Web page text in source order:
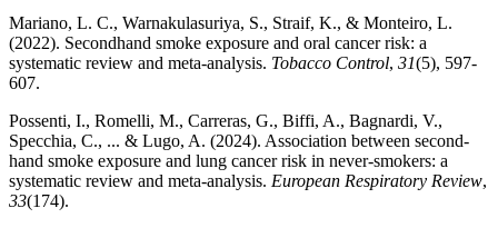
Mariano, L. C., Warnakulasuriya, S., Straif, K., & Monteiro, L.
(2022). Secondhand smoke exposure and oral cancer risk: a
systematic review and meta-analysis. Tobacco Control, 31(5), 597-
607.
Possenti, I., Romelli, M., Carreras, G., Biffi, A., Bagnardi, V.,
Specchia, C., ... & Lugo, A. (2024). Association between second-
hand smoke exposure and lung cancer risk in never-smokers: a
systematic review and meta-analysis. European Respiratory Review,
33(174).